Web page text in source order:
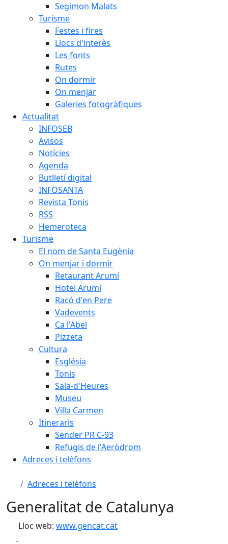
Segimon Malats
Turisme
Festes i fires
Llocs d'interès
Les fonts
Rutes
On dormir
On menjar
Galeries fotogràfiques
Actualitat
INFOSEB
Avisos
Notícies
Agenda
Butlletí digital
INFOSANTA
Revista Tonis
RSS
Hemeroteca
Turisme
El nom de Santa Eugènia
On menjar i dormir
Retaurant Arumí
Hotel Arumí
Racó d'en Pere
Vadevents
Ca l'Abel
Pizzeta
Cultura
Església
Tonis
Sala-d'Heures
Museu
Villa Carmen
Itineraris
Sender PR C-93
Refugis de l'Aeròdrom
Adreces i telèfons
Adreces i telèfons
Generalitat de Catalunya
Lloc web: www.gencat.cat